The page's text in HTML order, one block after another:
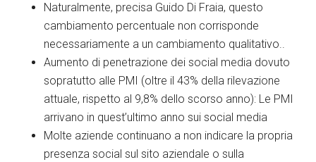
Naturalmente, precisa Guido Di Fraia, questo
cambiamento percentuale non corrisponde
necessariamente a un cambiamento qualitativo..
Aumento di penetrazione dei social media dovuto
sopratutto alle PMI (oltre il 43% della rilevazione
attuale, rispetto al 9,8% dello scorso anno): Le PMI
arrivano in quest’ultimo anno sui social media
Molte aziende continuano a non indicare la propria
presenza social sul sito aziendale o sulla